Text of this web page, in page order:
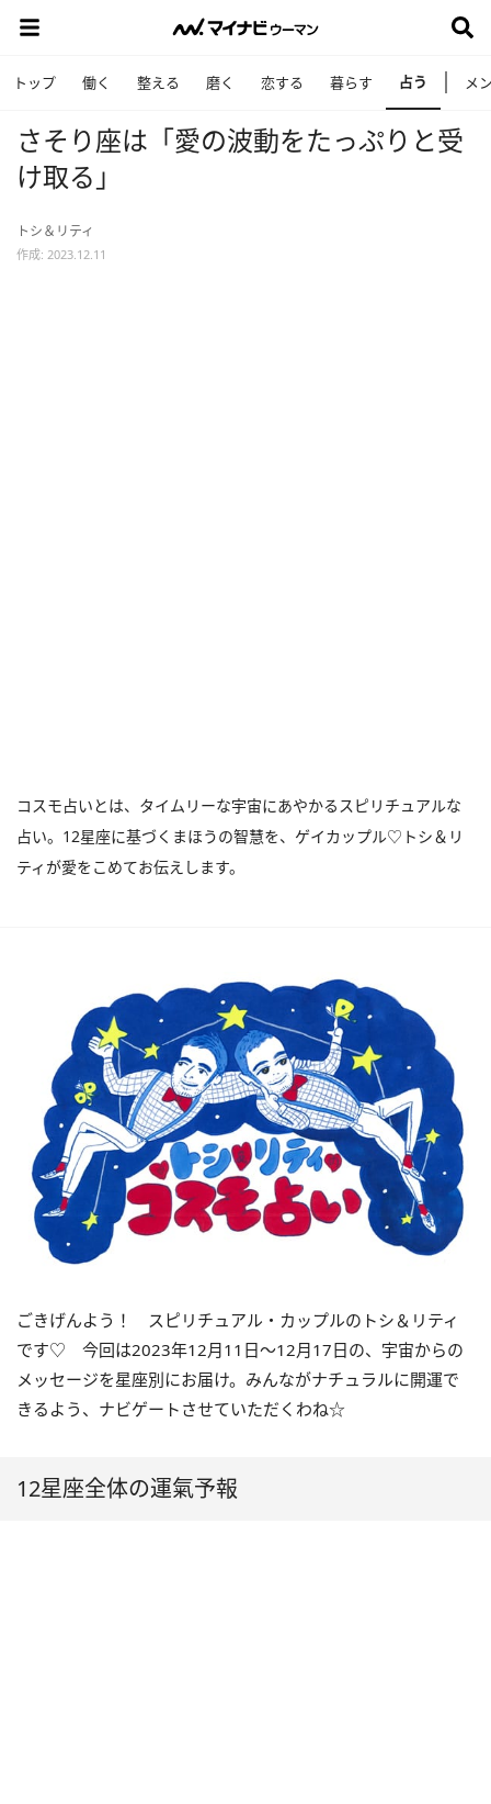
トップ 働く 整える 磨く 恋する 暮らす 占う メ
さそり座は「愛の波動をたっぷりと受
け取る」
トシ＆リティ
作成: 2023.12.11
コスモ占いとは、タイムリーな宇宙にあやかるスピリチュアルな
占い。12星座に基づくまほうの智慧を、ゲイカップル♡トシ＆リ
ティが愛をこめてお伝えします。
ごきげんよう！ スピリチュアル・カップルのトシ＆リティ
です♡ 今回は2023年12月11 日〜12月17日の、宇宙からの
メッセージを星座別にお届け。みんながナチュラルに開運で
きるよう、ナビゲートさせていただくわね☆
12星座全体の運氣予報